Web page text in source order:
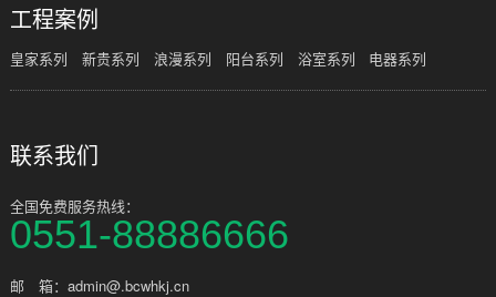
工程案例
皇家系列 新贵系列 浪漫系列 阳台系列 浴室系列 电器系列
联系我们
全国免费服务热线：
0551-88886666
邮 箱：admin@.bcwhkj.cn